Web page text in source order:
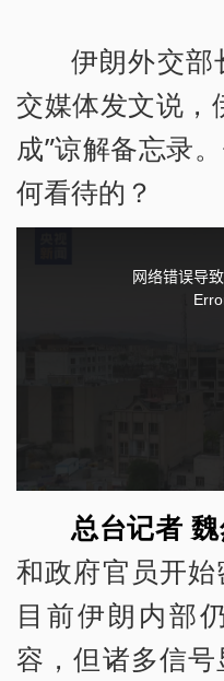
伊朗外交部
交媒体发文说，
成”谅解备忘录
何看待的？
m
o
d
网络错误导
总台记者 魏
和政府官员开
目前伊朗内部
容，但诸多信